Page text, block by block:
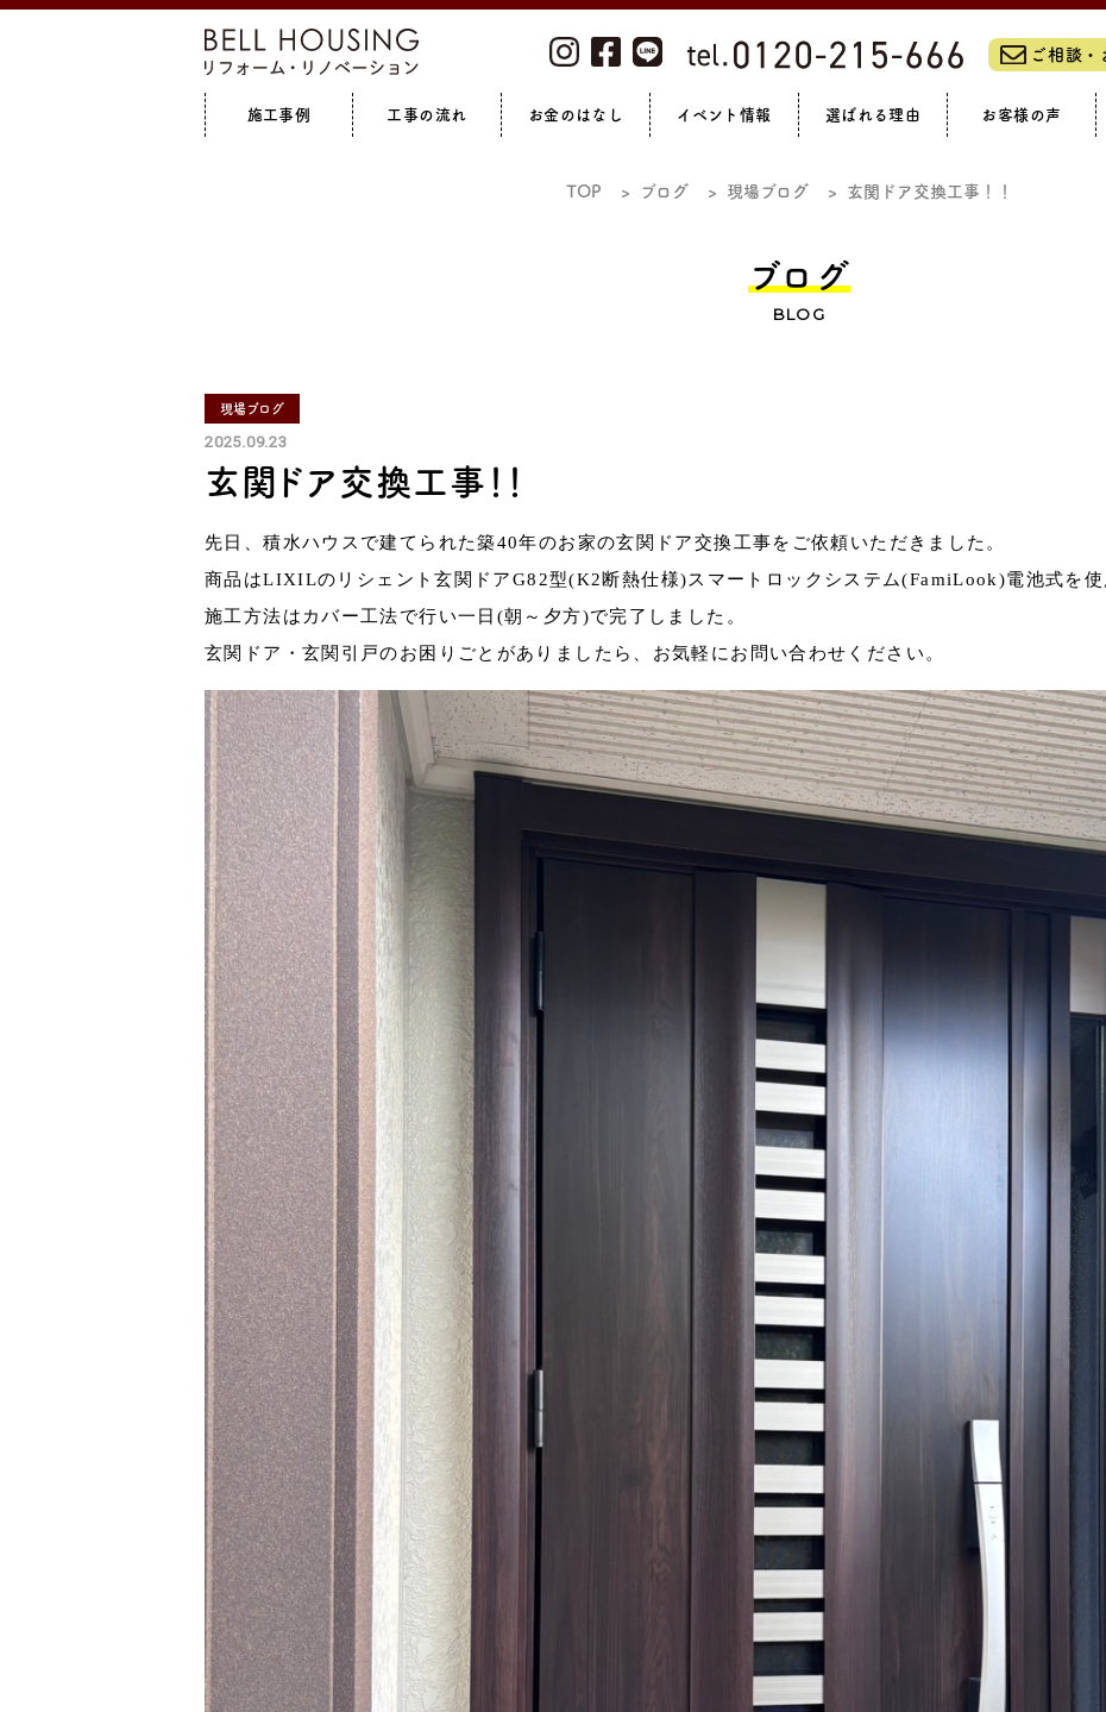
ご相談・
施工事例 工事の流れ お金のはなし イベント情報 選ばれる理由 お客様の声
TOP ブログ 現場ブログ 玄関ドア交換工事！！
ブログ
BLOG
現場ブログ
2025.09.23
玄関ドア交換工事！！
先日、積水ハウスで建てられた築40年のお家の玄関ドア交換工事をご依頼いただきました。
商品はLIXILのリシェント玄関ドアG82型(K2断熱仕様)スマートロックシステム(FamiLook)電池式を使
施工方法はカバー工法で行い一日(朝～夕方)で完了しました。
玄関ドア・玄関引戸のお困りごとがありましたら、お気軽にお問い合わせください。